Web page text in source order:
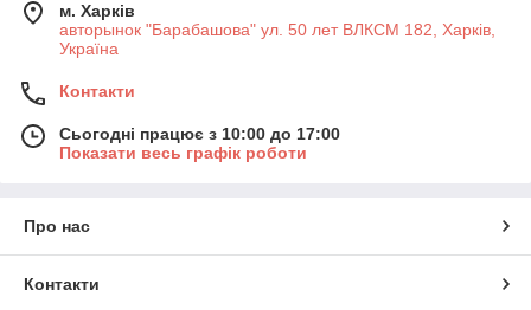
м. Харків
авторынок "Барабашова" ул. 50 лет ВЛКСМ 182, Харків,
Україна
Контакти
Сьогодні працює з 10:00 до 17:00
Показати весь графік роботи
Про нас
Контакти